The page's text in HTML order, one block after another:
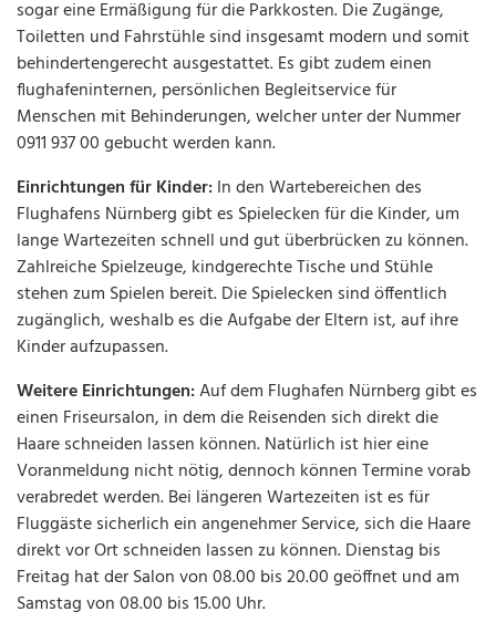
sogar eine Ermäßigung für die Parkkosten. Die Zugänge,
Toiletten und Fahrstühle sind insgesamt modern und somit
behindertengerecht ausgestattet. Es gibt zudem einen
flughafeninternen, persönlichen Begleitservice für
Menschen mit Behinderungen, welcher unter der Nummer
0911 937 00 gebucht werden kann.
Einrichtungen für Kinder:In den Wartebereichen des
Flughafens Nürnberg gibt es Spielecken für die Kinder, um
lange Wartezeiten schnell und gut überbrücken zu können.
Zahlreiche Spielzeuge, kindgerechte Tische und Stühle
stehen zum Spielen bereit. Die Spielecken sind öffentlich
zugänglich, weshalb es die Aufgabe der Eltern ist, auf ihre
Kinder aufzupassen.
Weitere Einrichtungen:Auf dem Flughafen Nürnberg gibt es
einen Friseursalon, in dem die Reisenden sich direkt die
Haare schneiden lassen können. Natürlich ist hier eine
Voranmeldung nicht nötig, dennoch können Termine vorab
verabredet werden. Bei längeren Wartezeiten ist es für
Fluggäste sicherlich ein angenehmer Service, sich die Haare
direkt vor Ort schneiden lassen zu können. Dienstag bis
Freitag hat der Salon von 08.00 bis 20.00 geöffnet und am
Samstag von 08.00 bis 15.00 Uhr.